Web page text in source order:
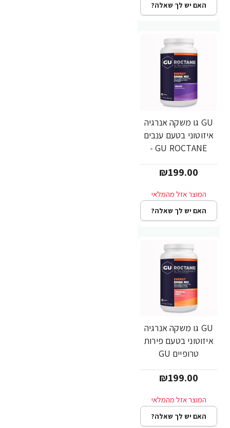
האם יש לך שאלה?
GU גו משקה אנרגיה
איזוטוני בטעם ענבים
GU ROCTANE -
₪199.00
האם יש לך שאלה?
GU גו משקה אנרגיה
איזוטוני בטעם פירות
טרופיים GU
1560 גרם
₪199.00
האם יש לך שאלה?